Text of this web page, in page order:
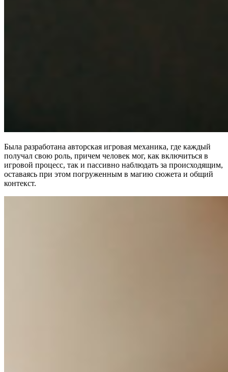
Была разработана авторская игровая механика, где каждый
получал свою роль, причем человек мог, как включиться в
игровой процесс, так и пассивно наблюдать за происходящим,
оставаясь при этом погруженным в магию сюжета и общий
контекст.